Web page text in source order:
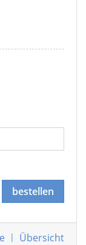
bestellen
| Übersicht